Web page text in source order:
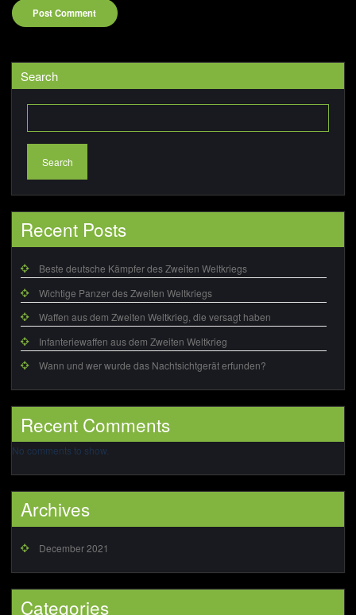
Search
Search
Recent Posts
Beste deutsche Kämpfer des Zweiten Weltkriegs
Wichtige Panzer des Zweiten Weltkriegs
Waffen aus dem Zweiten Weltkrieg, die versagt haben
Infanteriewaffen aus dem Zweiten Weltkrieg
Wann und wer wurde das Nachtsichtgerät erfunden?
Recent Comments
No comments to show.
Archives
December 2021
Categories